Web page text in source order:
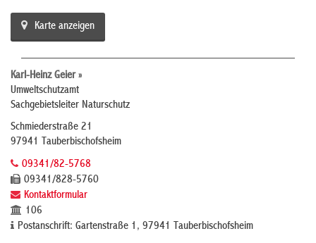
Karte anzeigen
Karl-Heinz Geier »
Umweltschutzamt
Sachgebietsleiter Naturschutz
Schmiederstraße 21
97941 Tauberbischofsheim
09341/82-5768
09341/828-5760
Kontaktformular
106
Postanschrift: Gartenstraße 1, 97941 Tauberbischofsheim